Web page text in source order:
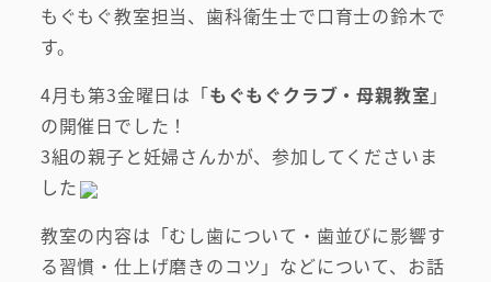
もぐもぐ教室担当、歯科衛生士で口育士の鈴木で
す。
4月も第3金曜日は「もぐもぐクラブ・母親教室 」
の開催日でした！
3組の親子と妊婦さんかが、参加してくださいま
した
教室の内容は「むし歯について・歯並びに影響す
る習慣・仕上げ磨きのコツ」などについて、お話